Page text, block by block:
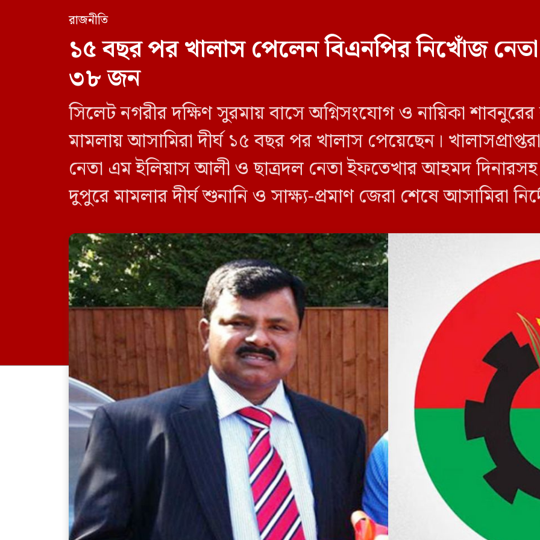
রাজনীতি
১৫ বছর পর খালাস পেলেন বিএনপির নিখোঁজ নেতা
৩৮ জন
সিলেট নগরীর দক্ষিণ সুরমায় বাসে অগ্নিসংযোগ ও নায়িকা
মামলায় আসামিরা দীর্ঘ ১৫ বছর পর খালাস পেয়েছেন।
নেতা এম ইলিয়াস আলী ও ছাত্রদল নেতা ইফতেখার আহমদ
দুপুরে মামলার দীর্ঘ শুনানি ও সাক্ষ্য-প্রমাণ জেরা শেষে আসামিরা